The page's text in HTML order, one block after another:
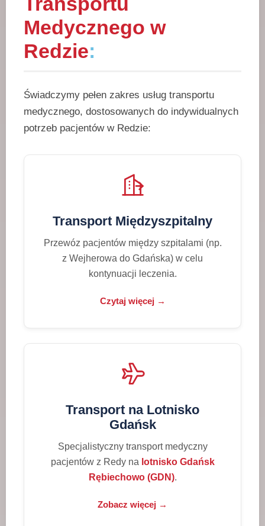
Medycznego w
Redzie:
Świadczymy pełen zakres usług transportu
medycznego, dostosowanych do indywidualnych
potrzeb pacjentów w Redzie:
Transport Międzyszpitalny
Przewóz pacjentów między szpitalami (np.
z Wejherowa do Gdańska) w celu
kontynuacji leczenia.
Czytaj więcej →
Transport na Lotnisko
Gdańsk
Specjalistyczny transport medyczny
pacjentów z Redy na lotnisko Gdańsk
Rębiechowo (GDN).
Zobacz więcej →